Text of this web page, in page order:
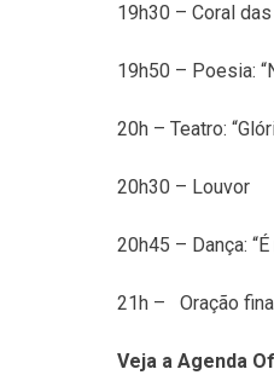
19h30 – Coral
19h50 – Poesia:
20h – Teatro:
20h30 – Louvor
20h45 – Dança:
21h – Oração
Veja a Agenda